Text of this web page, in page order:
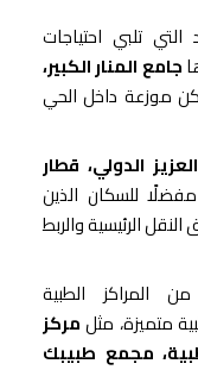
تلبي احتياجات
جامع المنار الكبير،
موزعة داخل الحي
الدولي، قطار
للسكان الذين
الرئيسية والربط
المراكز الطبية
متميزة، مثلمركز
مجمع طبيبك